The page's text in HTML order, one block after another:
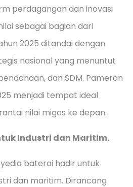
perdagangan dan inovasi
sebagai bagian dari
2025 ditandai dengan
nasional yang menuntut
dan SDM. Pameran
menjadi tempat ideal
nilai migas ke depan.
Industri dan Maritim.
baterai hadir untuk
dan maritim. Dirancang